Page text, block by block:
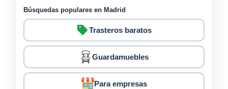
Búsquedas populares en Madrid
Trasteros baratos
Guardamuebles
Para empresas